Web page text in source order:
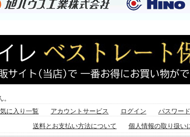
に入り一覧
アカウントサービス ログイン
パスワー
送料とお支払い方法について
個人情報の取り扱い